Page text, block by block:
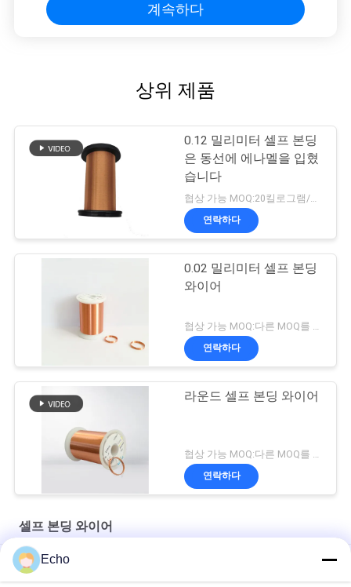
계속하다
상위 제품
0.12 밀리미터 셀프 본딩
은 동선에 에나멜을 입혔
습니다
협상 가능 MOQ:20킬로그램/킬로그램
연락하다
0.02 밀리미터 셀프 본딩
와이어
연락하다
라운드 셀프 본딩 와이어
연락하다
셀프 본딩 와이어
AIW 0.14mm 고순도 구리 와이어 단열 된 에나멜 고체
Echo